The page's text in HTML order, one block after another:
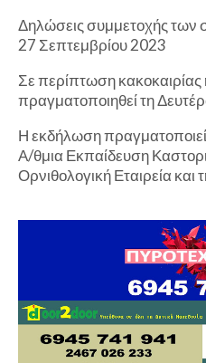
Δηλώσεις συμμετοχής των
27 Σεπτεμβρίου 2023
Σε περίπτωση
πραγματοποιηθεί τη
Η εκδήλωση
Α/θμια Εκπαίδευση
Ορνιθολογική Εταιρεία